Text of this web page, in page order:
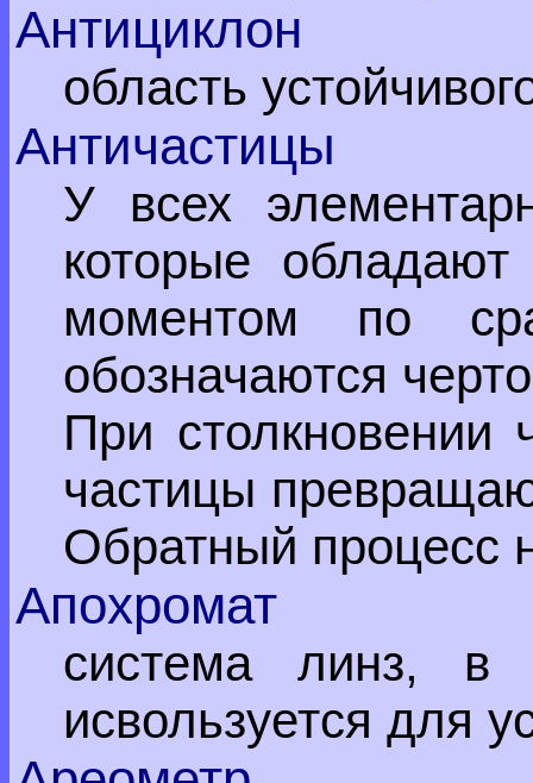
Антициклон
область
Античастицы
У всех
которые
моментом по
обозначаются
При столкновении
частицы
Обратный процесс
Апохромат
система линз, в
исвользуется для